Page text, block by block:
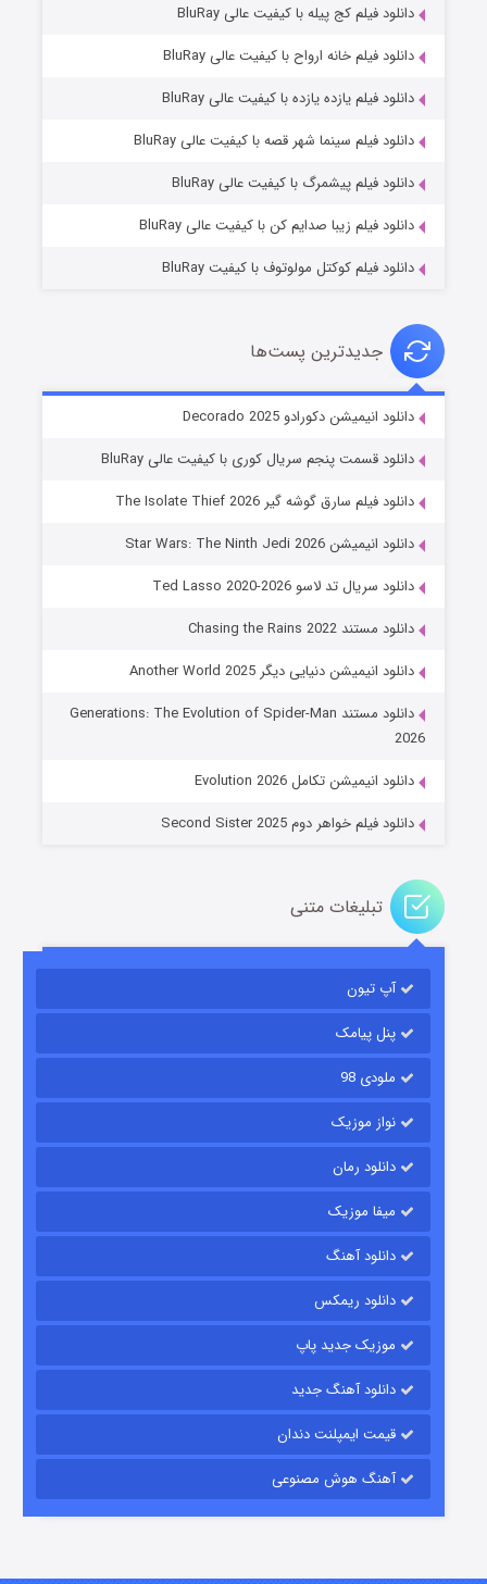
خاندان اژدها فصل ۳
جادوگری در مغولستان
قسمت۱۴ (زیرنویس) منتشر شد
باب اسفنجی فصل ۱۷
قسمت۶ (زیرنویس) منتشر شد
قسمت۱۵ (دوبله) منتشر شد
زیرزمین
دانلود فیلم کج‌ پیله با کیفیت عالی BluRay
دانلود فیلم خانه ارواح با کیفیت عالی BluRay
دانلود فیلم یازده یازده با کیفیت عالی BluRay
دانلود فیلم سینما شهر قصه با کیفیت عالی BluRay
دانلود فیلم پیشمرگ با کیفیت عالی BluRay
دانلود فیلم زیبا صدایم کن با کیفیت عالی BluRay
دانلود فیلم کوکتل مولوتوف با کیفیت BluRay
جدیدترین پست‌ها
دانلود انیمیشن دکورادو Decorado 2025
دانلود قسمت پنجم سریال کوری با کیفیت عالی BluRay
دانلود فیلم سارق گوشه گیر The Isolate Thief 2026
دانلود انیمیشن Star Wars: The Ninth Jedi 2026
دانلود سریال تد لاسو Ted Lasso 2020-2026
دانلود مستند Chasing the Rains 2022
دانلود انیمیشن دنیایی دیگر Another World 2025
دانلود مستند Generations: The Evolution of Spider-Man
2026
دانلود انیمیشن تکامل Evolution 2026
دانلود فیلم خواهر دوم Second Sister 2025
تبلیغات متنی
آپ تیون
پنل پیامک
ملودی 98
نواز موزیک
دانلود رمان
میفا موزیک
دانلود آهنگ
دانلود ریمکس
موزیک جدید پاپ
دانلود آهنگ جدید
قیمت ایمپلنت دندان
آهنگ هوش مصنوعی